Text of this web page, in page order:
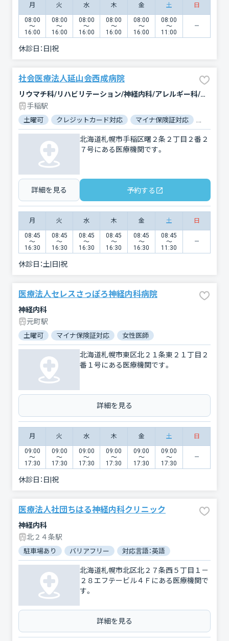
月 火 水 木 金 土 日
08:00
〜
16:00
08:00
〜
16:00
08:00
〜
16:00
08:00
〜
16:00
08:00
〜
16:00
08:00
〜
11:00
休診日： 日|祝
社会医療法人延山会西成病院
リウマチ科/リハビリテーション/神経内科/アレルギー科/内科/呼吸器内科/循環器科/消化器科/糖尿病内科
手稲駅
土曜可 クレジットカード対応 マイナ保険証対応
北海道札幌市手稲区曙２条２丁目２番２
７号にある医療機関です。
詳細を見る 予約する
月 火 水 木 金 土 日
08:45
〜
16:30
08:45
〜
16:30
08:45
〜
16:30
08:45
〜
16:30
08:45
〜
16:30
08:45
〜
11:30
休診日：土|日|祝
医療法人セレスさっぽろ神経内科病院
神経内科
元町駅
土曜可 マイナ保険証対応 女性医師
北海道札幌市東区北２１条東２１丁目２
番１号にある医療機関です。
詳細を見る
月 火 水 木 金 土 日
09:00
〜
17:30
09:00
〜
17:30
09:00
〜
17:30
09:00
〜
17:30
09:00
〜
17:30
09:00
〜
17:30
休診日： 日|祝
医療法人社団ちはる神経内科クリニック
神経内科
北２４条駅
駐車場あり バリアフリー 対応言語：英語
北海道札幌市北区北２７条西５丁目１－
２８エフテービル４Ｆにある医療機関で
す。
詳細を見る